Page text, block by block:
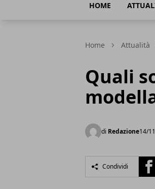
HOME
Home Attualità
Quali
di Redazione14/
Condividi